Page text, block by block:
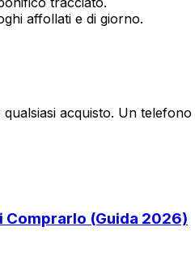
affollati e di giorno.
acquisto. Un
Comprarlo (Guida 2026)